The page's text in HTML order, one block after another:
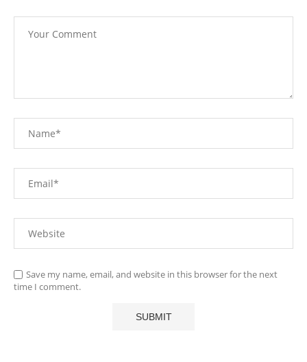
Save my name, email, and website in this browser for the next
time I comment.